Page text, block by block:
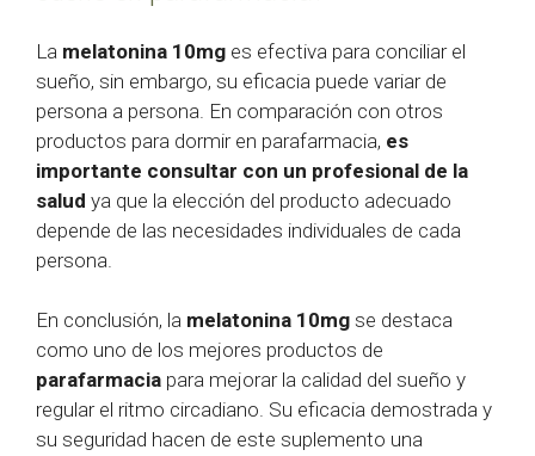
La melatonina 10mg es efectiva para conciliar el
sueño, sin embargo, su eficacia puede variar de
persona a persona. En comparación con otros
productos para dormir en parafarmacia, es
importante consultar con un profesional de la
salud ya que la elección del producto adecuado
depende de las necesidades individuales de cada
persona.
En conclusión, la melatonina 10mg se destaca
como uno de los mejores productos de
parafarmacia para mejorar la calidad del sueño y
regular el ritmo circadiano. Su eficacia demostrada y
su seguridad hacen de este suplemento una